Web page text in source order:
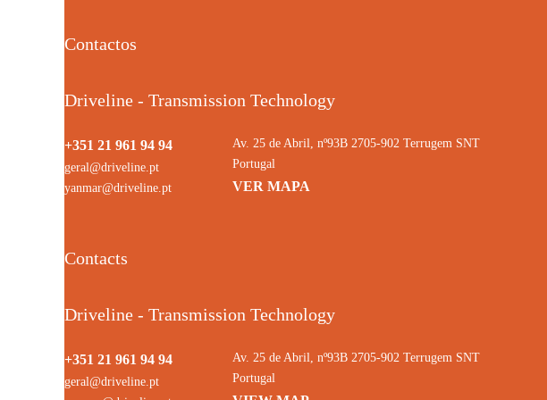
Contactos
Driveline - Transmission Technology
+351 21 961 94 94
geral@driveline.pt
yanmar@driveline.pt
Av. 25 de Abril, nº93B 2705-902 Terrugem SNT
Portugal
VER MAPA
Contacts
Driveline - Transmission Technology
+351 21 961 94 94
geral@driveline.pt
Av. 25 de Abril, nº93B 2705-902 Terrugem SNT
Portugal